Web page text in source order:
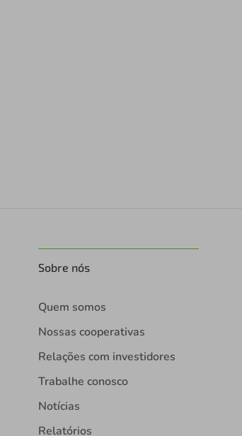
Sobre nós
Quem somos
Nossas cooperativas
Relações com investidores
Trabalhe conosco
Notícias
Relatórios